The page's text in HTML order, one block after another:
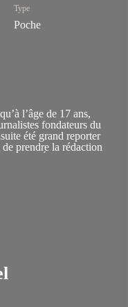
Type
Poche
l’âge de 17 ans,
fondateurs du
été grand reporter
prendre la rédaction
puis CLÉS, et la
éditions Albin Michel
de sept petits-
noire